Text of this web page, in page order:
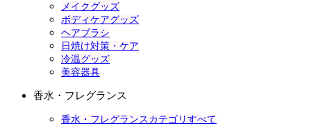
メイクグッズ
ボディケアグッズ
ヘアブラシ
日焼け対策・ケア
冷温グッズ
美容器具
香水・フレグランス
香水・フレグランスカテゴリすべて